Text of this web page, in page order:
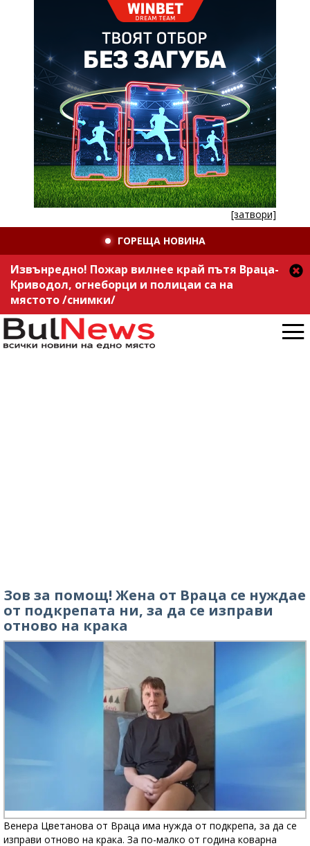
[затвори]
ГОРЕЩА НОВИНА
Извънредно! Пожар вилнее край пътя Враца-
Криводол, огнеборци и полицаи са на
мястото /снимки/
Зов за помощ! Жена от Враца се нуждае
от подкрепата ни, за да се изправи
отново на крака
Венера Цветанова от Враца има нужда от подкрепа, за да се
изправи отново на крака. За по-малко от година коварна